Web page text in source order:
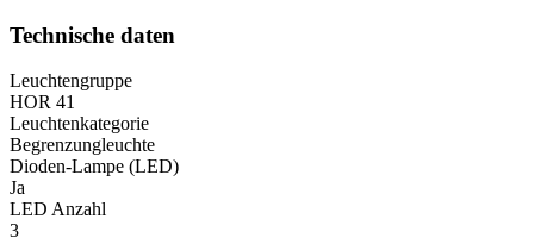
Technische daten
Leuchtengruppe
HOR 41
Leuchtenkategorie
Begrenzungleuchte
Dioden-Lampe (LED)
Ja
LED Anzahl
3